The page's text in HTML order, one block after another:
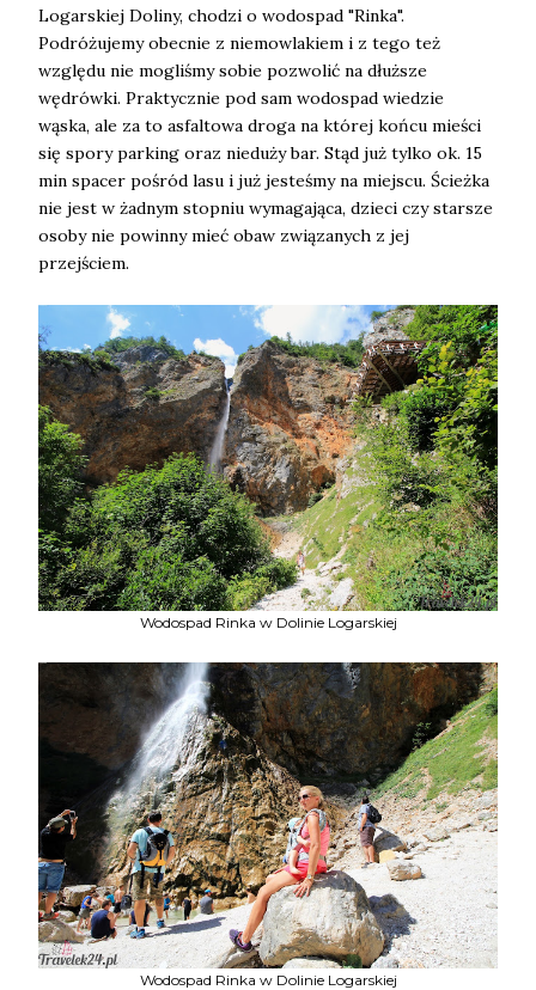
Logarskiej Doliny, chodzi o wodospad "Rinka".
Podróżujemy obecnie z niemowlakiem i z tego też
względu nie mogliśmy sobie pozwolić na dłuższe
wędrówki. Praktycznie pod sam wodospad wiedzie
wąska, ale za to asfaltowa droga na której końcu mieści
się spory parking oraz nieduży bar. Stąd już tylko ok. 15
min spacer pośród lasu i już jesteśmy na miejscu. Ścieżka
nie jest w żadnym stopniu wymagająca, dzieci czy starsze
osoby nie powinny mieć obaw związanych z jej
przejściem.
Wodospad Rinka w Dolinie Logarskiej
Wodospad Rinka w Dolinie Logarskiej